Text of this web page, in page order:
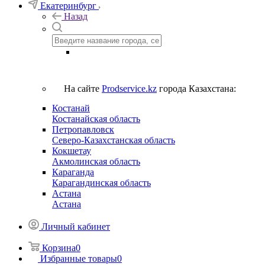
Екатеринбург
Назад
На сайте Prodservice.kz города Казахстана:
Костанай
Костанайская область
Петропавловск
Северо-Казахстанская область
Кокшетау
Акмолинская область
Караганда
Карагандинская область
Астана
Астана
Личный кабинет
Корзина0
Избранные товары0